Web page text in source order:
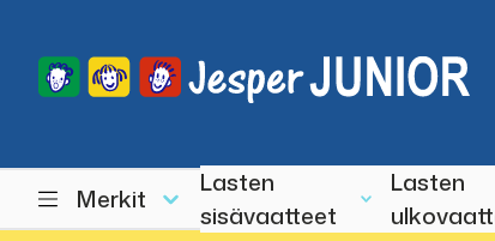
Merkit
Lasten
sisävaatteet
Lasten